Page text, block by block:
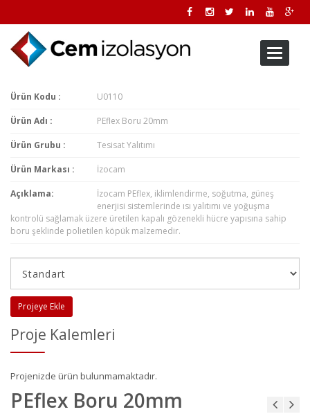
Toggle
Ürün Kodu : U0110
Ürün Adı : PEflex Boru 20mm
Ürün Grubu : Tesisat Yalıtımı
Ürün Markası : İzocam
Açıklama:
İzocam PEflex, iklimlendirme, soğutma, güneş
enerjisi sistemlerinde ısı yalıtımı ve yoğuşma
kontrolü sağlamak üzere üretilen kapalı gözenekli hücre yapısına sahip
boru şeklinde polietilen köpük malzemedir.
Projeye Ekle
Proje Kalemleri
Projenizde ürün bulunmamaktadır.
PEflex Boru 20mm